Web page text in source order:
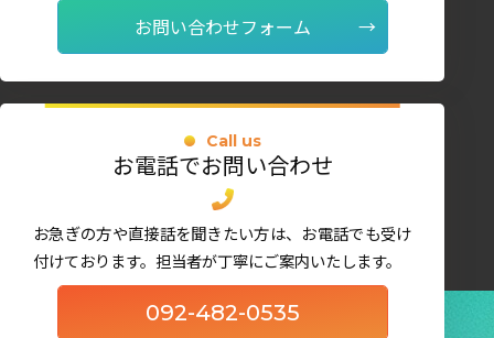
お問い合わせフォーム
Call us
お電話でお問い合わせ
お急ぎの方や直接話を聞きたい方は、お電話でも受け
付けております。担当者が丁寧にご案内いたします。
092-482-0535